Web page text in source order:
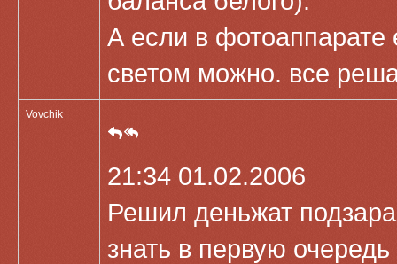
А если в
светом можно. все
Vovchik
21:34 01.02.2006
Решил деньжат
знать в первую